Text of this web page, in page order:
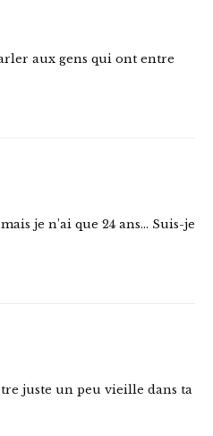
aux gens qui ont entre
je n’ai que 24 ans… Suis-je
juste un peu vieille dans ta